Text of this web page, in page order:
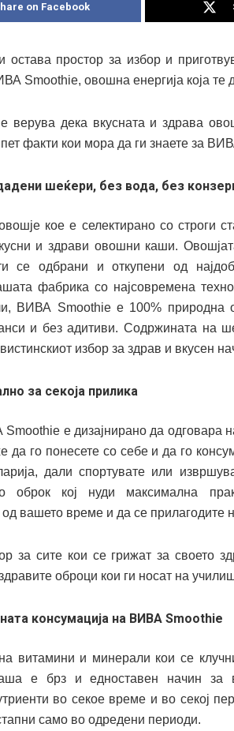
on Facebook
остава простор за избор и
Smoothie, овошна енергија која те
дека вкусната и здрава
факти кои мора да ги знаете за
шеќери, без вода, без
кое е селектирано со строги
и здрави овошни каши.
се одбрани и откупени од
фабрика со најсовремена
ВИВА Smoothie е 100% природна
и без адитиви. Содржината на
избор за здрав и вкусен
за секоја прилика
е дизајнирано да одговара
го понесете со себе и да го
дали спортувате или
кој нуди максимална
вашето време и да се прилагодите
сите кои се грижат за своето
оброци кои ги носат на
консумација на ВИВА Smoothie
витамини и минерали кои се
е брз и едноставен начин за
во секое време и во секој
само во одредени периоди.